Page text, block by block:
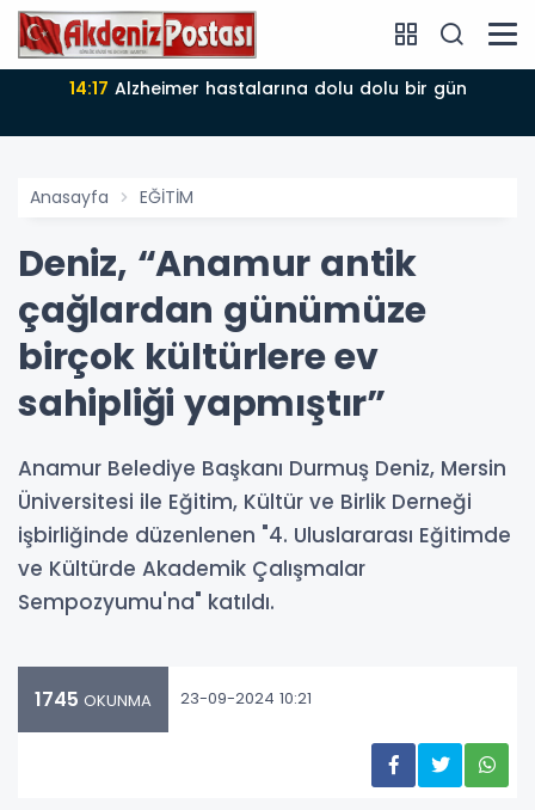
14:17 Alzheimer hastalarına dolu dolu bir gün
Anasayfa EĞİTİM
Deniz, “Anamur antik
çağlardan günümüze
birçok kültürlere ev
sahipliği yapmıştır”
Anamur Belediye Başkanı Durmuş Deniz, Mersin
Üniversitesi ile Eğitim, Kültür ve Birlik Derneği
işbirliğinde düzenlenen "4. Uluslararası Eğitimde
ve Kültürde Akademik Çalışmalar
Sempozyumu'na" katıldı.
1745 OKUNMA 23-09-2024 10:21